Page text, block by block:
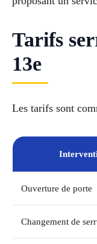
Tarifs
13e
Les tarifs sont
Ouverture de porte
Changement de